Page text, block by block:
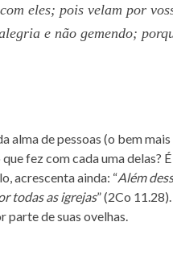
eles; pois velam por
e não gemendo;
alma de pessoas (o bem
fez com cada uma delas?
acrescenta ainda: “Além
todas as igrejas” (2Co
parte de suas ovelhas.